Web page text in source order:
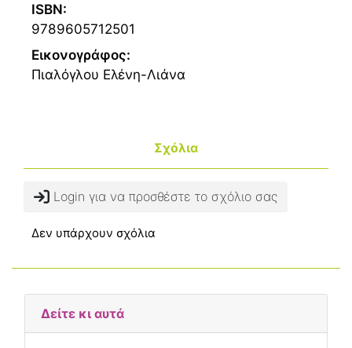
ISBN:
9789605712501
Εικονογράφος:
Πιαλόγλου Ελένη-Λιάνα
Σχόλια
Login για να προσθέστε το σχόλιο σας
Δεν υπάρχουν σχόλια
Δείτε κι αυτά